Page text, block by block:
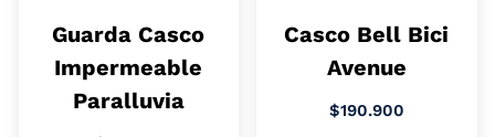
Guarda Casco
Impermeable
Paralluvia
Casco Bell Bici
Avenue
$190.900